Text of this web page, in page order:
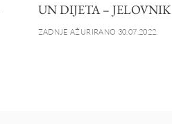
UN DIJETA – JELOVNIK
ZADNJE AŽURIRANO 30.07.2022.